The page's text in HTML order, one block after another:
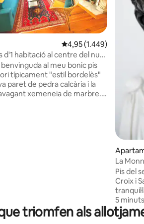
d'un total de 5; 645 avaluacions
4,95 de puntuació
4,95 (1.449)
d'1 habitació al centre del nucli
benvinguda al meu bonic pis
típicament "estil bordelès"
paret de pedra calcària i la
xemeneia de marbre.
La
Pis del
Croix i
5
Saint
Monnaie
triomfen als